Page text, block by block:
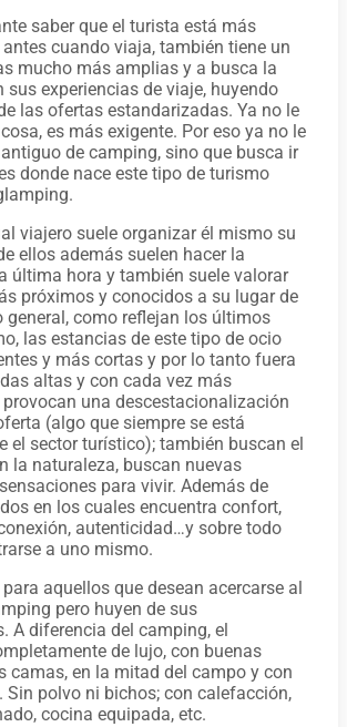
saber que el turista está más
cuando viaja, también tiene un
mucho más amplias y a busca la
sus experiencias de viaje, huyendo
las ofertas estandarizadas. Ya no le
es más exigente. Por eso ya no le
de camping, sino que busca ir
donde nace este tipo de turismo
viajero suele organizar él mismo su
ellos además suelen hacer la
última hora y también suele valorar
próximos y conocidos a su lugar de
general, como reflejan los últimos
las estancias de este tipo de ocio
y más cortas y por lo tanto fuera
altas y con cada vez más
una descestacionalización
(algo que siempre se está
el sector turístico); también buscan el
la naturaleza, buscan nuevas
para vivir. Además de
en los cuales encuentra confort,
autenticidad…y sobre todo
a uno mismo.
aquellos que desean acercarse al
pero huyen de sus
A diferencia del camping, el
de lujo, con buenas
camas, en la mitad del campo y con
Sin polvo ni bichos; con calefacción,
cocina equipada, etc.